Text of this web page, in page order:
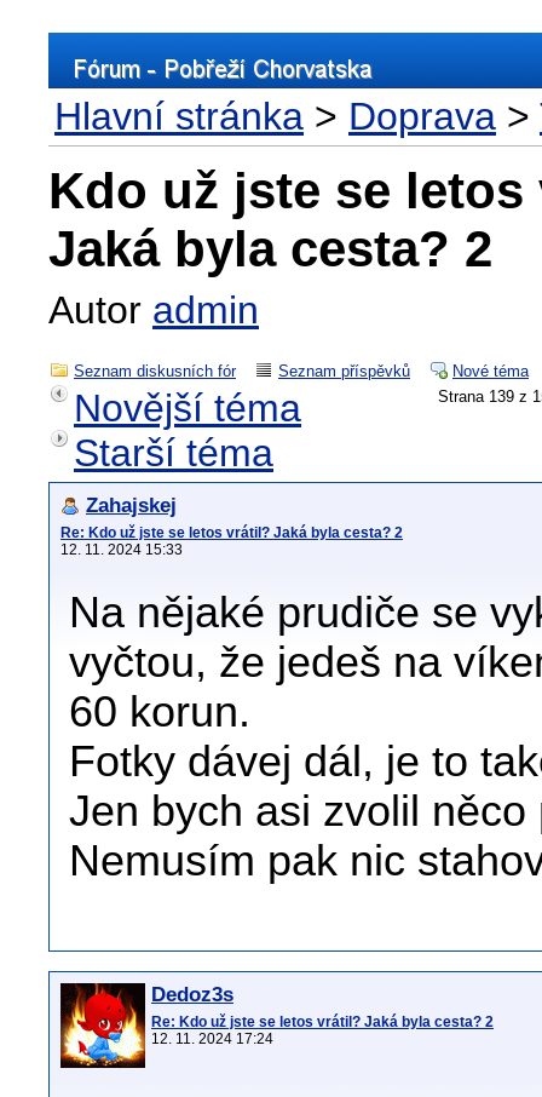
Hlavní stránka > Doprava >
Kdo už jste se
Jaká byla cesta? 2
Autor admin
Seznam diskusních fór Seznam příspěvků
Nové téma
Strana 139
Novější téma
Starší téma
Zahajskej
Re: Kdo už jste se letos vrátil? Jaká byla cesta? 2
12. 11. 2024 15:33
Na nějaké prudiče se
vyčtou, že jedeš na
60 korun.
Fotky dávej dál, je to
Jen bych asi zvolil
Nemusím pak nic
Dedoz3s
Re: Kdo už jste se letos vrátil? Jaká byla cesta? 2
12. 11. 2024 17:24